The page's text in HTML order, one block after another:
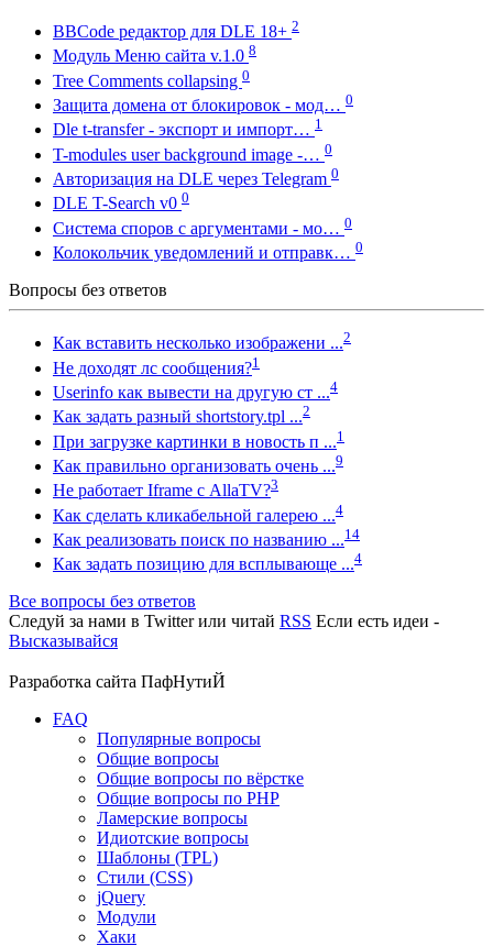
BBCode редактор для DLE 18+ 2
Модуль Меню сайта v.1.0 8
Tree Comments collapsing 0
Защита домена от блокировок - мод… 0
Dle t-transfer - экспорт и импорт… 1
T-modules user background image -… 0
Авторизация на DLE через Telegram 0
DLE T-Search v0 0
Система споров с аргументами - мо… 0
Колокольчик уведомлений и отправк… 0
Вопросы без ответов
Как вставить несколько изображени ...2
Не доходят лс сообщения?1
Userinfo как вывести на другую ст ...4
Как задать разный shortstory.tpl ...2
При загрузке картинки в новость п ...1
Как правильно организовать очень ...9
Не работает Iframe с AllaTV?3
Как сделать кликабельной галерею ...4
Как реализовать поиск по названию ...14
Как задать позицию для всплывающе ...4
Все вопросы без ответов
Следуй за нами в Twitterили читай RSS Если есть идеи -
Высказывайся
Разработка сайта ПафНутиЙ
FAQ
Популярные вопросы
Общие вопросы
Общие вопросы по вёрстке
Общие вопросы по PHP
Ламерские вопросы
Идиотские вопросы
Шаблоны (TPL)
Стили (CSS)
jQuery
Модули
Хаки